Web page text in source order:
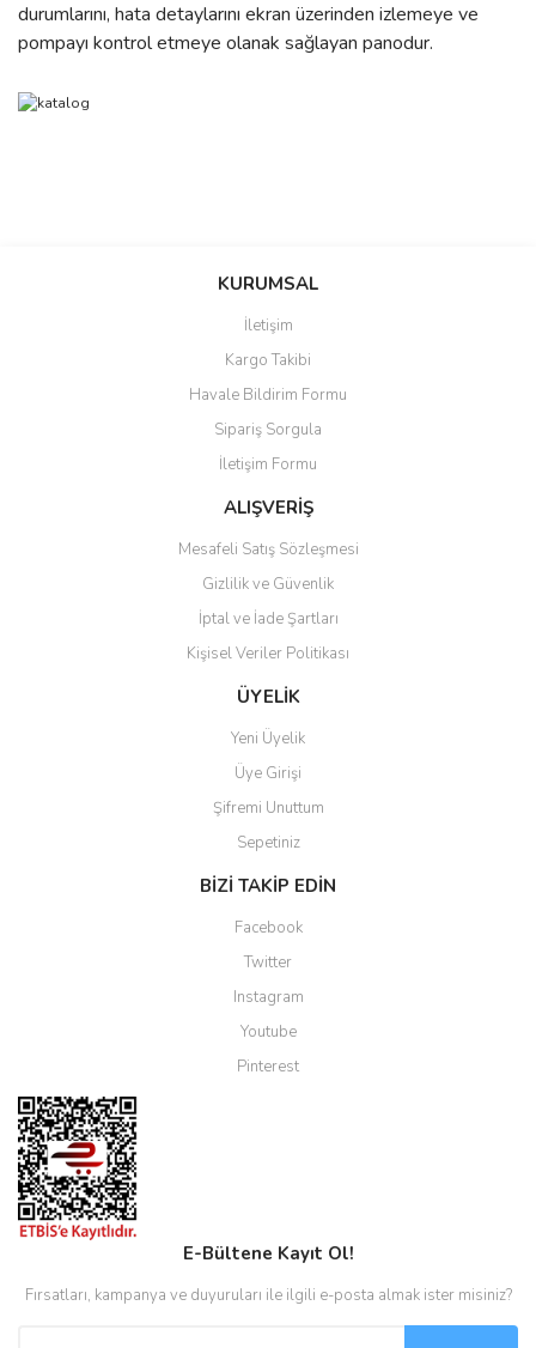
durumlarını, hata detaylarını ekran üzerinden izlemeye ve
pompayı kontrol etmeye olanak sağlayan panodur.
Bu ürüne ilk yorumu siz yapın!
Ürün hakkında henüz soru sorulmamış.
Ürün resmi kalitesiz, bozuk veya görüntülenemiyor.
Ürün açıklamasında eksik bilgiler bulunuyor.
Ürün bilgilerinde hatalar bulunuyor.
Ürün fiyatı diğer sitelerden daha pahalı.
Bu ürüne benzer farklı alternatifler olmalı.
Gönder
KURUMSAL
İletişim
Kargo Takibi
Havale Bildirim Formu
Sipariş Sorgula
İletişim Formu
ALIŞVERİŞ
Mesafeli Satış Sözleşmesi
Gizlilik ve Güvenlik
İptal ve İade Şartları
Kişisel Veriler Politikası
ÜYELİK
Yeni Üyelik
Üye Girişi
Şifremi Unuttum
Sepetiniz
BİZİ TAKİP EDİN
Facebook
Twitter
Instagram
Youtube
Pinterest
E-Bültene Kayıt Ol!
Fırsatları, kampanya ve duyuruları ile ilgili e-posta almak ister misiniz?